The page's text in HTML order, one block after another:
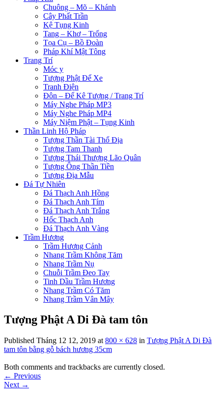
Chuông – Mõ – Khánh
Cây Phất Trần
Kệ Tụng Kinh
Tang – Khơ – Trống
Tọa Cụ – Bồ Đoàn
Pháp Khí Mật Tông
Trang Trí
Móc y
Tượng Phật Để Xe
Tranh Điện
Đôn – Đế Kê Tượng / Trang Trí
Máy Nghe Pháp MP3
Máy Nghe Pháp MP4
Máy Niệm Phật – Tụng Kinh
Thần Linh Hộ Pháp
Tượng Thần Tài Thổ Địa
Tượng Tam Thanh
Tượng Thái Thượng Lão Quân
Tượng Ông Thần Tiền
Tượng Địa Mẫu
Đá Tự Nhiên
Đá Thạch Anh Hồng
Đá Thạch Anh Tím
Đá Thạch Anh Trắng
Hốc Thạch Anh
Đá Thạch Anh Vàng
Trầm Hương
Trầm Hương Cảnh
Nhang Trầm Không Tăm
Nhang Trầm Nụ
Chuỗi Trầm Đeo Tay
Tinh Dầu Trầm Hương
Nhang Trầm Có Tăm
Nhang Trầm Vân Mây
Tượng Phật A Di Đà tam tôn
Published Tháng 12 12, 2019 at 800 × 628 in Tượng Phật A Di Đà
tam tôn bằng gỗ bách hương 35cm
Both comments and trackbacks are currently closed.
← Previous
Next →